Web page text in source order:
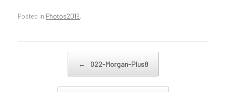
Posted in Photos2019.
← 022-Morgan-Plus8